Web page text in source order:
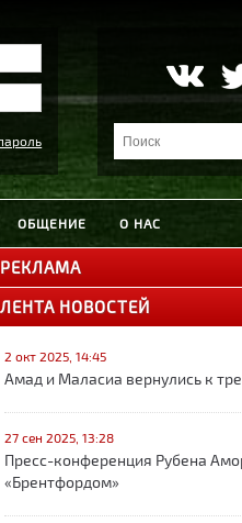
ОБЩЕНИЕ О НАС
РЕКЛАМА
ЛЕНТА НОВОСТЕЙ
2 окт 2025, 14:45
Амад и Маласиа вернулись к
27 сен 2025, 13:28
Пресс-конференция Рубена
«Брентфордом»